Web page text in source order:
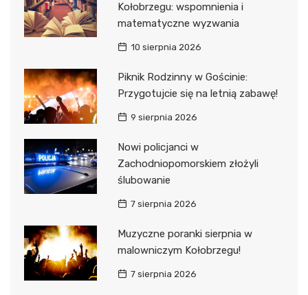
Kołobrzegu: wspomnienia i
matematyczne wyzwania
10 sierpnia 2026
Piknik Rodzinny w Gościnie:
Przygotujcie się na letnią zabawę!
9 sierpnia 2026
Nowi policjanci w
Zachodniopomorskiem złożyli
ślubowanie
7 sierpnia 2026
Muzyczne poranki sierpnia w
malowniczym Kołobrzegu!
7 sierpnia 2026